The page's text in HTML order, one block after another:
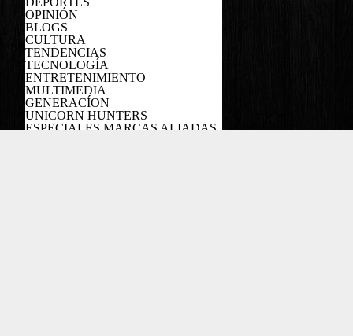
OPINIÓN
BLOGS
CULTURA
TENDENCIAS
TECNOLOGÍA
ENTRETENIMIENTO
MULTIMEDIA
GENERACÍON
UNICORN HUNTERS
ESPECIALES MARCAS ALIADAS